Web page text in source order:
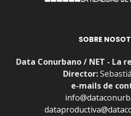
SOBRE
Data Conurbano / NET - La
Director:
e-mails de